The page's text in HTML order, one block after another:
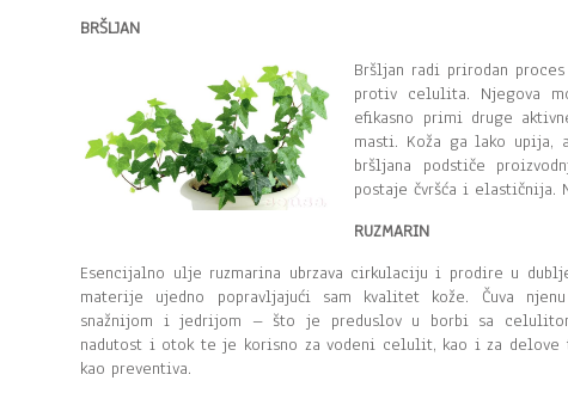
BRŠLJAN
Bršljan radi prirodan
protiv celulita. Njegova
efikasno primi druge
masti. Koža ga lako upija,
bršljana podstiče
postaje čvršća i elastičnija.
RUZMARIN
Esencijalno ulje ruzmarina ubrzava cirkulaciju i prodire u
materije ujedno popravljajući sam kvalitet kože. Čuva
snažnijom i jedrijom – što je preduslov u borbi sa
nadutost i otok te je korisno za vodeni celulit, kao i za
kao preventiva.